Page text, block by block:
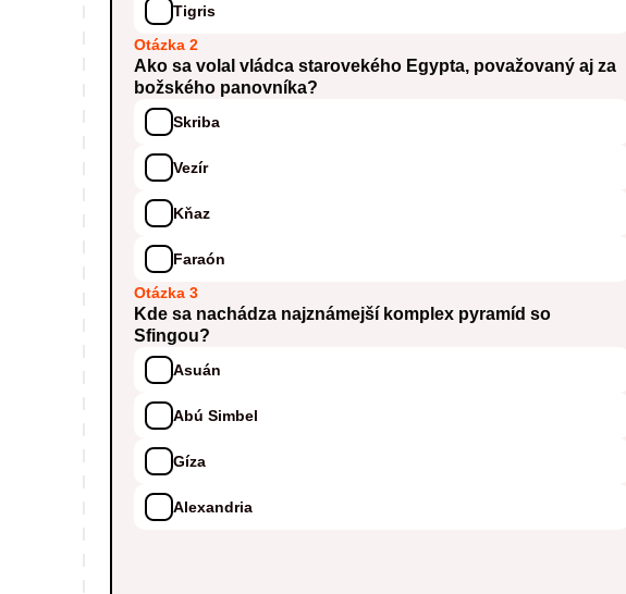
Tigris
Otázka 2
Ako sa volal vládca starovekého Egypta, považovaný aj za
božského panovníka?
Skriba
Vezír
Kňaz
Faraón
Otázka 3
Kde sa nachádza najznámejší komplex pyramíd so
Sfingou?
Asuán
Abú Simbel
Gíza
Alexandria